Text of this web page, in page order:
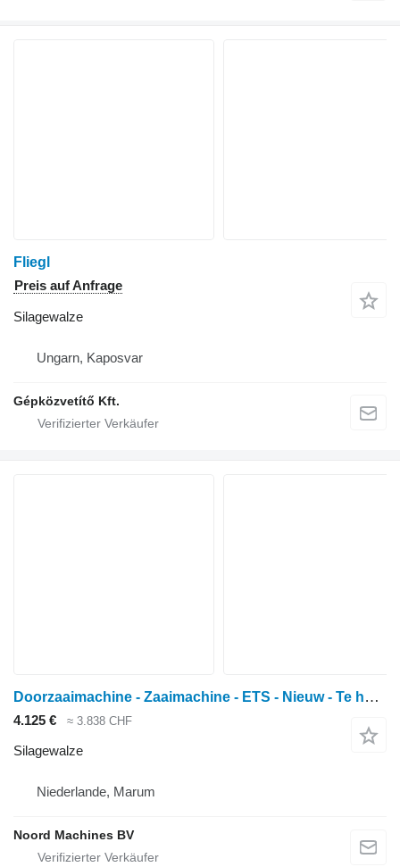
Fliegl
Preis auf Anfrage
Silagewalze
Ungarn, Kaposvar
Gépközvetítő Kft.
Doorzaaimachine - Zaaimachine - ETS - Nieuw - Te huur/Koop
4.125 € ≈ 3.838 CHF
Silagewalze
Niederlande, Marum
Noord Machines BV